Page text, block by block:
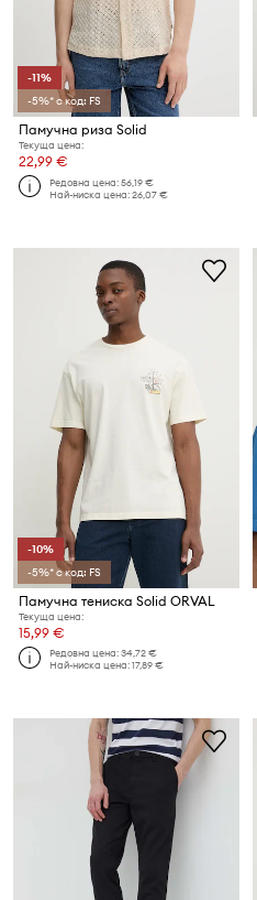
-11%
-5%* с код: FS
Памучна риза Solid
Текуща цена:
22,99 €
Редовна цена:56,19 €
Най-ниска цена:26,07 €
-10%
-5%* с код: FS
Памучна тениска Solid ORVAL
Текуща цена:
15,99 €
Редовна цена:34,72 €
Най-ниска цена:17,89 €